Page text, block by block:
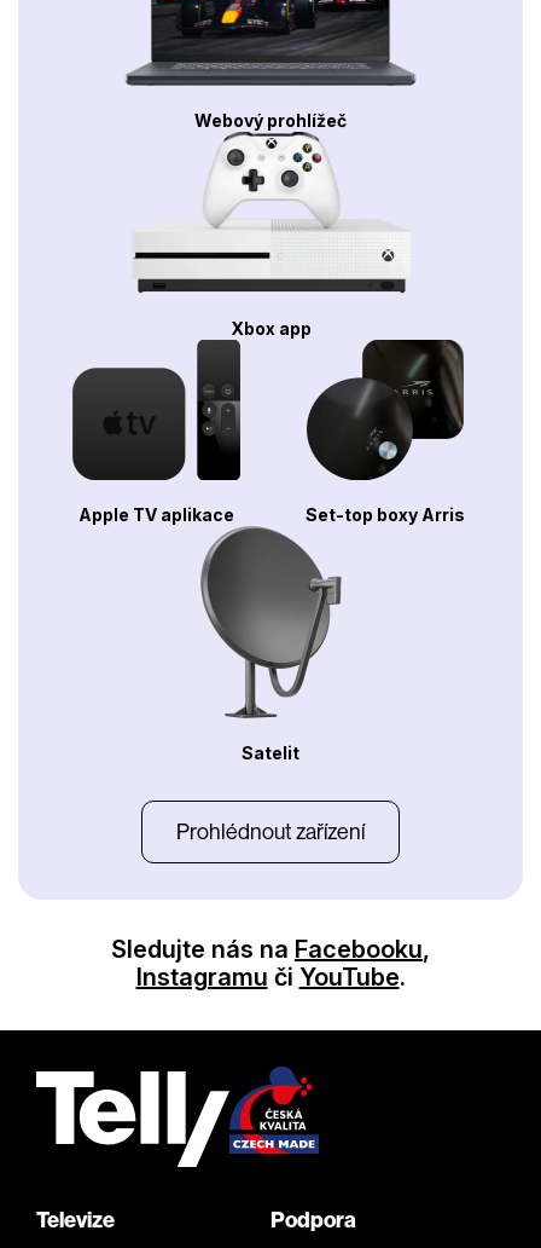
Webový prohlížeč
Xbox app
Apple TV aplikace Set-top boxy Arris
Satelit
Prohlédnout zařízení
Sledujte nás na Facebooku,
Instagramu či YouTube.
Televize Podpora